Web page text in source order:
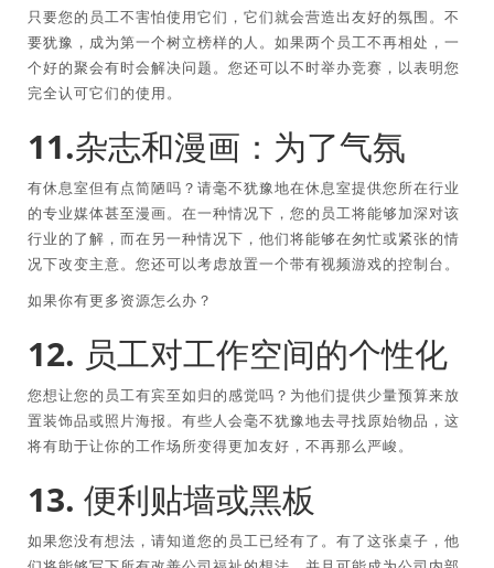
只要您的员工不害怕使用它们，它们就会营造出友好的氛围。不
要犹豫，成为第一个树立榜样的人。如果两个员工不再相处，一
个好的聚会有时会解决问题。您还可以不时举办竞赛，以表明您
完全认可它们的使用。
11.杂志和漫画：为了气氛
有休息室但有点简陋吗？请毫不犹豫地在休息室提供您所在行业
的专业媒体甚至漫画。在一种情况下，您的员工将能够加深对该
行业的了解，而在另一种情况下，他们将能够在匆忙或紧张的情
况下改变主意。您还可以考虑放置一个带有视频游戏的控制台。
如果你有更多资源怎么办？
12. 员工对工作空间的个性化
您想让您的员工有宾至如归的感觉吗？为他们提供少量预算来放
置装饰品或照片海报。有些人会毫不犹豫地去寻找原始物品，这
将有助于让你的工作场所变得更加友好，不再那么严峻。
13. 便利贴墙或黑板
如果您没有想法，请知道您的员工已经有了。有了这张桌子，他